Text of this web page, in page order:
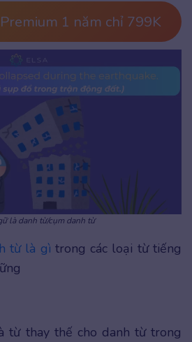
1 năm chỉ 799K
là danh từ/cụm danh từ
từ là gì trong các loại từ tiếng
từ thay thế cho danh từ trong